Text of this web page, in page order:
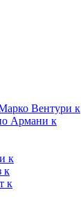
Вентури к
Армани к
к
к
к